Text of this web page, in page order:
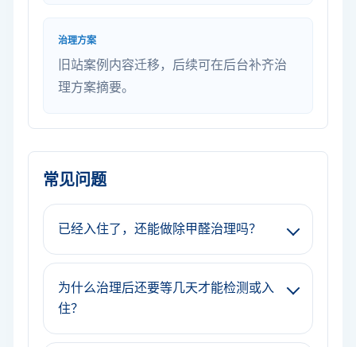
治理方案
旧站案例内容迁移，后续可在后台补齐治
理方案摘要。
常见问题
已经入住了，还能做除甲醛治理吗？
为什么治理后还要等几天才能检测或入
住？